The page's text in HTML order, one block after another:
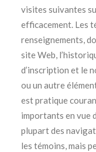
visites suivantes
efficacement. Les
renseignements,
site Web,
d’inscription et le
ou un autre
est pratique
importants en vue
plupart des
les témoins, mais